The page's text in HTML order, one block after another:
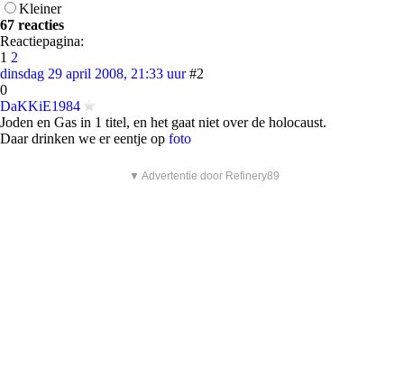
Kleiner
67 reacties
Reactiepagina:
1 2
dinsdag 29 april 2008, 21:33 uur #2
0
DaKKiE1984
Joden en Gas in 1 titel, en het gaat niet over de holocaust.
Daar drinken we er eentje op foto
▼ Advertentie door Refinery89